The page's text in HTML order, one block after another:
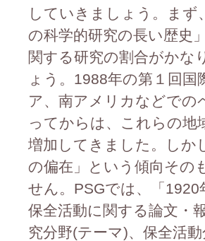
していきましょう。まず
の科学的研究の長い歴史
関する研究の割合がかな
ょう。1988年の第１回
ア、南アメリカなどでの
ってからは、これらの地
増加してきました。しか
の偏在」という傾向その
せん。PSGでは、「
保全活動に関する論文・
究分野(テーマ)、保全活